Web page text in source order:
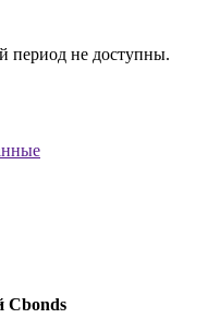
период не доступны.
Cbonds